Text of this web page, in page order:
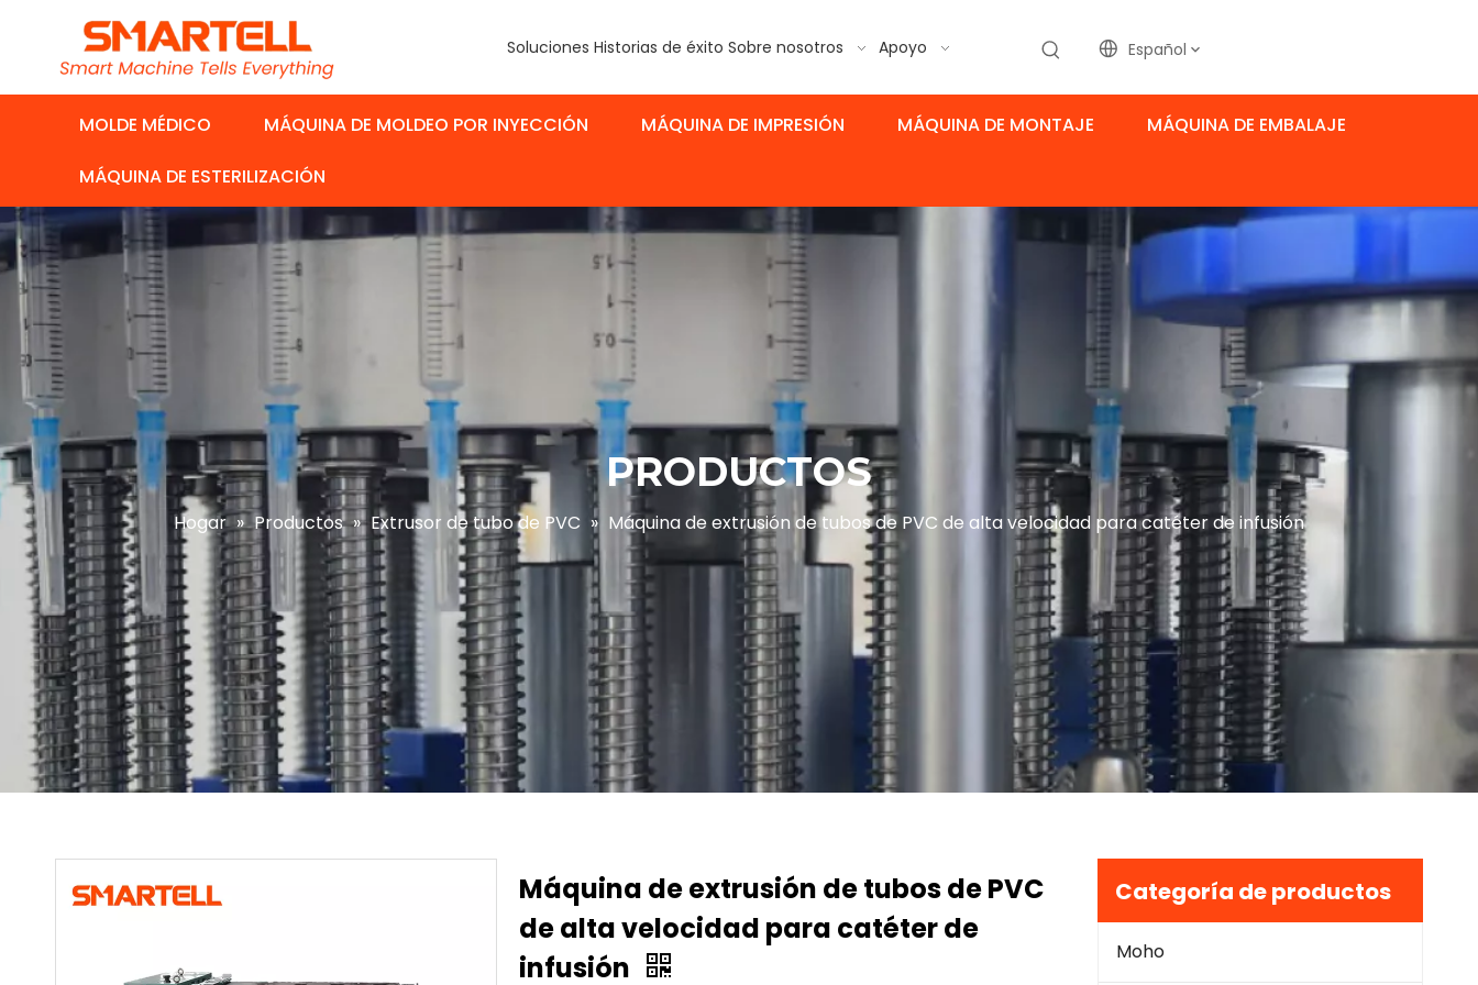
Soluciones Historias de éxito Sobre nosotros Apoyo Español
MOLDE MÉDICO MÁQUINA DE MOLDEO POR INYECCIÓN MÁQUINA DE IMPRESIÓN MÁQUINA DE MONTAJE MÁQUINA DE EMBALAJE
MÁQUINA DE ESTERILIZACIÓN
PRODUCTOS
Hogar » Productos » Extrusor de tubo de PVC » Máquina de extrusión de tubos de PVC de alta velocidad para catéter de infusión
Máquina de extrusión de tubos de PVC
de alta velocidad para catéter de
infusión
Categoría de productos
Moho